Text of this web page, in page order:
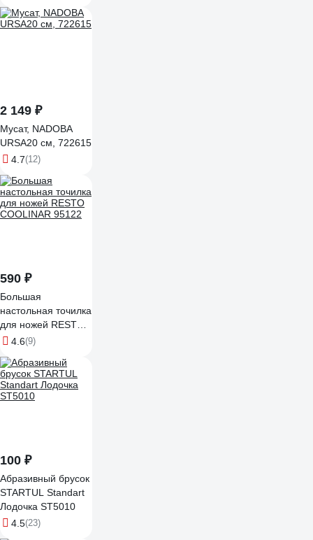
2 149 ₽
Мусат, NADOBA
URSA20 см, 722615
4.7(12)
590 ₽
Большая
настольная точилка
для ножей RESTO
COOLINAR 95122
4.6(9)
100 ₽
Абразивный брусок
STARTUL Standart
Лодочка ST5010
4.5(23)